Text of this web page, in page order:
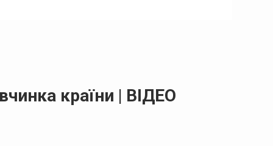
країни | ВІДЕО